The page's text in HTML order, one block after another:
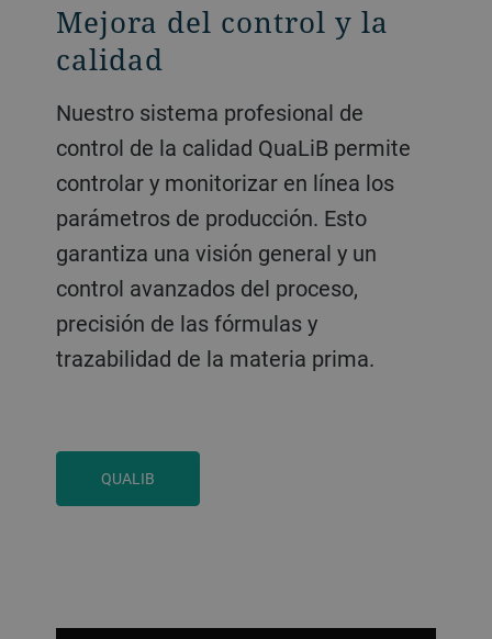
Mejora del control y la
calidad
Nuestro sistema profesional de
control de la calidad QuaLiB permite
controlar y monitorizar en línea los
parámetros de producción. Esto
garantiza una visión general y un
control avanzados del proceso,
precisión de las fórmulas y
trazabilidad de la materia prima.
QUALIB